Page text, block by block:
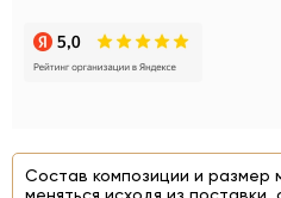
Состав композиции и размер